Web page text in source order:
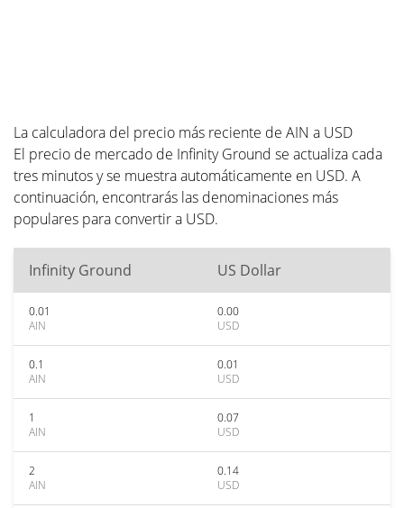
La calculadora del precio más reciente de AIN a USD
El precio de mercado de Infinity Ground se actualiza cada
tres minutos y se muestra automáticamente en USD. A
continuación, encontrarás las denominaciones más
populares para convertir a USD.
Infinity Ground US Dollar
0.01
AIN
0.00
USD
0.1
AIN
0.01
USD
1
AIN
0.07
USD
2
AIN
0.14
USD